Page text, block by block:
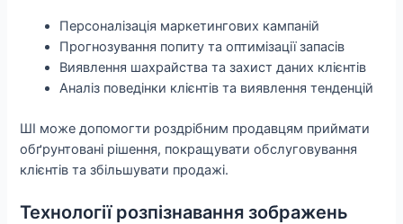
Персоналізація маркетингових кампаній
Прогнозування попиту та оптимізації запасів
Виявлення шахрайства та захист даних клієнтів
Аналіз поведінки клієнтів та виявлення тенденцій
ШІ може допомогти роздрібним продавцям приймати
обґрунтовані рішення, покращувати обслуговування
клієнтів та збільшувати продажі.
Технології розпізнавання зображень